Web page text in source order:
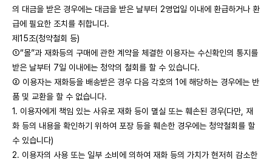
의 대금을 받은 경우에는 대금을 받은 날부터 2영업일 이내에 환급하거나 환
급에 필요한 조치를 취합니다.
제15조(청약철회 등)
①“몰”과 재화등의 구매에 관한 계약을 체결한 이용자는 수신확인의 통지를
받은 날부터 7일 이내에는 청약의 철회를 할 수 있습니다.
② 이용자는 재화등을 배송받은 경우 다음 각호의 1에 해당하는 경우에는 반
품 및 교환을 할 수 없습니다.
1. 이용자에게 책임 있는 사유로 재화 등이 멸실 또는 훼손된 경우(다만, 재
화 등의 내용을 확인하기 위하여 포장 등을 훼손한 경우에는 청약철회를 할
수 있습니다)
2. 이용자의 사용 또는 일부 소비에 의하여 재화 등의 가치가 현저히 감소한